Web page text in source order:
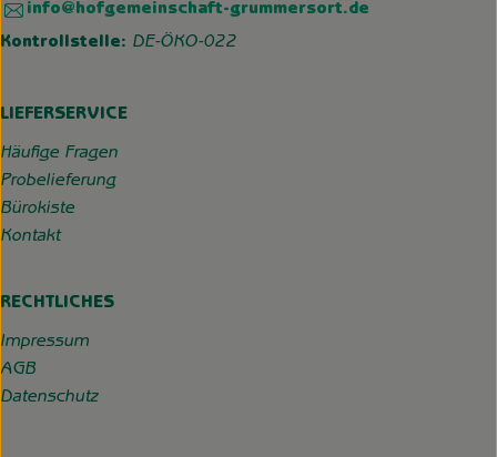
info@hofgemeinschaft-grummersort.de
Kontrollstelle: DE-ÖKO-022
LIEFERSERVICE
Häufige Fragen
Probelieferung
Bürokiste
Kontakt
RECHTLICHES
Impressum
AGB
Datenschutz